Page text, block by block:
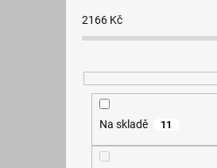
2166 Kč
Na skladě 11